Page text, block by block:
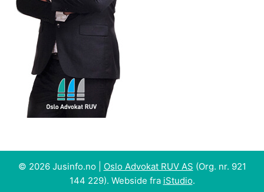
© 2026 Jusinfo.no | Oslo Advokat RUV AS (Org. nr. 921
144 229). Webside fra iStudio.